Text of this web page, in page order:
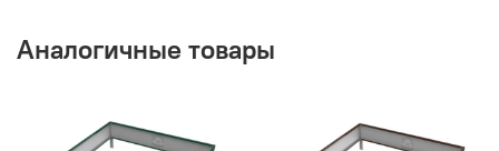
Аналогичные товары